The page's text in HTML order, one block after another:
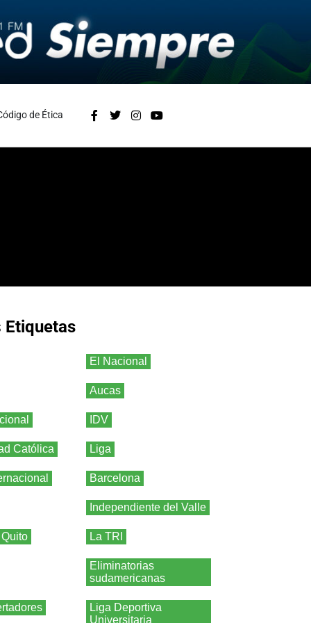
de Ética
Etiquetas
El Nacional
Aucas
IDV
Católica Liga
Barcelona
Independiente del Valle
La TRI
Eliminatorias
sudamericanas
Liga Deportiva
Universitaria